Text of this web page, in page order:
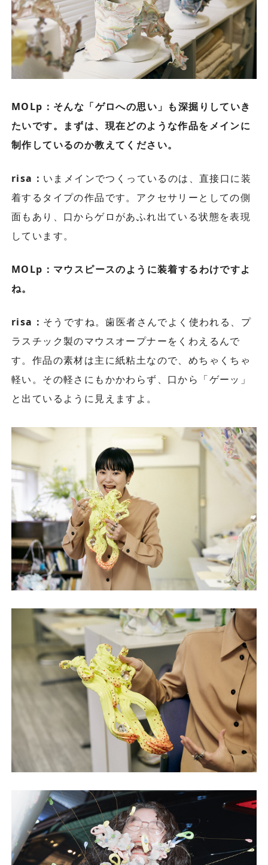
MOLp：そんな「ゲロへの思い」も深掘りしていき
たいです。まずは、現在どのような作品をメインに
制作しているのか教えてください。
risa： いまメインでつくっているのは、直接口に装
着するタイプの作品です。アクセサリーとしての側
面もあり、口からゲロがあふれ出ている状態を表現
しています。
MOLp：マウスピースのように装着するわけですよ
ね。
risa： そうですね。歯医者さんでよく使われる、プ
ラスチック製のマウスオープナーをくわえるんで
す。作品の素材は主に紙粘土なので、めちゃくちゃ
軽い。その軽さにもかかわらず、口から「ゲーッ」
と出ているように見えますよ。